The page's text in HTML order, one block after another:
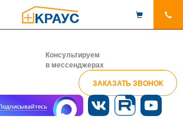
Консультируем
в мессенджерах
ЗАКАЗАТЬ ЗВОНОК